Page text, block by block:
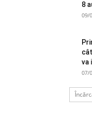
8
09/
va
07/